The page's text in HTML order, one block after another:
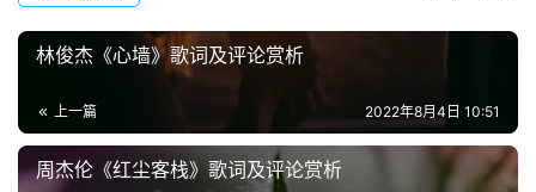
页
好
林俊杰《心墙》歌词及评论赏析
上一篇 2022年8月4日 10:51
周杰伦《红尘客栈》歌词及评论赏析